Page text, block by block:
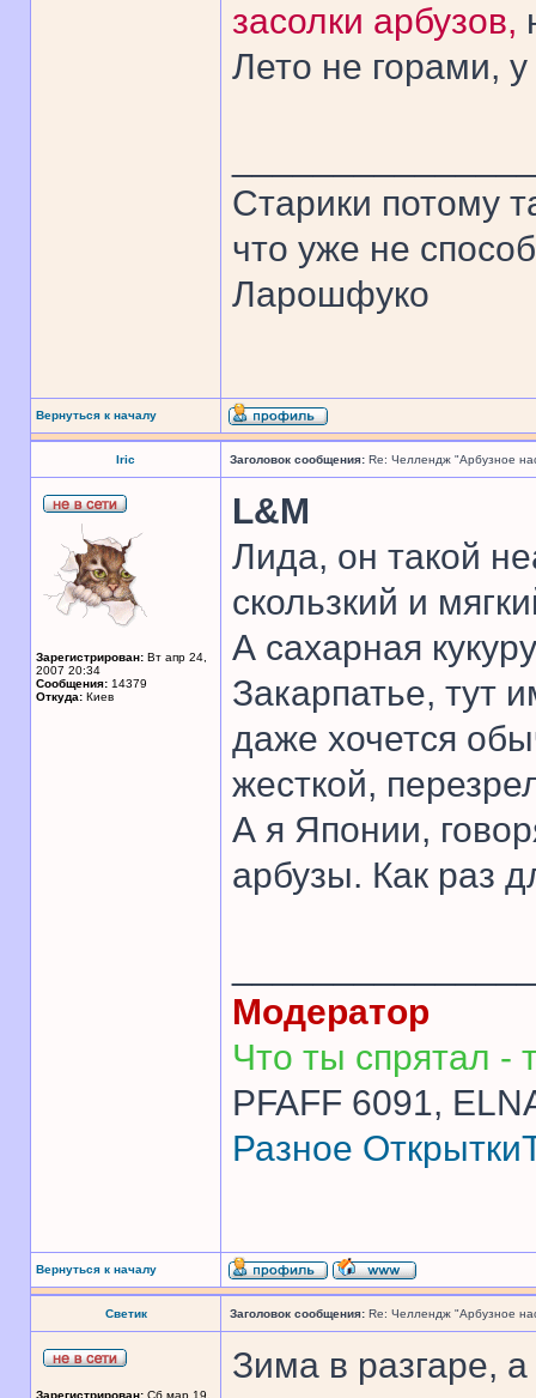
засолки арбузов,
Лето не горами,
Старики потому
что уже не
Ларошфуко
Вернуться к началу
Iric Заголовок сообщения: Re: Челлендж "Арбузное
Зарегистрирован: Вт апр 24,
2007 20:34
Сообщения: 14379
Откуда: Киев
L&M
Лида, он такой
скользкий и
А сахарная
Закарпатье, тут
даже хочется
жесткой,
А я Японии,
арбузы. Как раз
Модератор
Что ты спрятал -
PFAFF 6091,
Разное Открытки
Вернуться к началу
Светик Заголовок сообщения: Re: Челлендж "Арбузное
Зарегистрирован: Сб мар 19,
Зима в разгаре,